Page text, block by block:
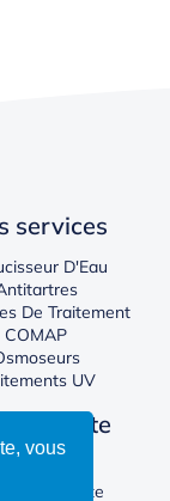
vous
services
D'Eau
De Traitement
COMAP
UV
compte
Un Compte